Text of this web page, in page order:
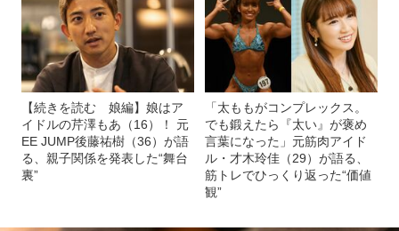
【続きを読む 娘編】娘はア
イドルの芹澤もあ（16）！ 元
EE JUMP後藤祐樹（36）が語
る、親子関係を発表した“舞台
裏”
「太ももがコンプレックス。
でも鍛えたら『太い』が褒め
言葉になった」元筋肉アイド
ル・才木玲佳（29）が語る、
筋トレでひっくり返った“価値
観”